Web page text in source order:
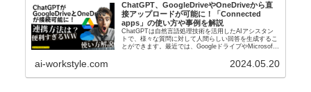
ChatGPT、GoogleDriveやOneDriveから直
接アップロードが可能に！「Connected
apps」の使い方や事例を解説
ChatGPTは自然言語処理技術を活用したAIアシスタン
トで、様々な質問に対して人間らしい回答を生成するこ
とができます。最近では、GoogleドライブやMicrosoft
ai-workstyle.com 2024.05.20